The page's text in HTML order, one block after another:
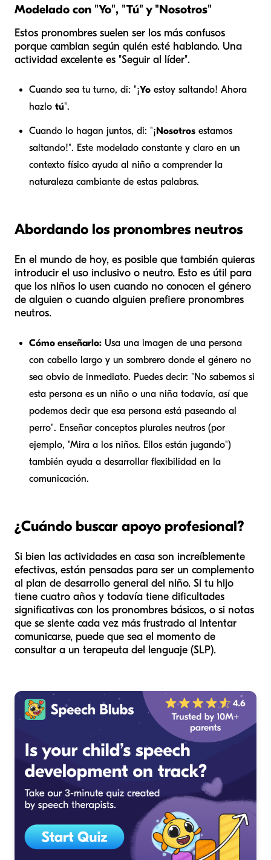
Modelado con "Yo", "Tú" y "Nosotros"
Estos pronombres suelen ser los más confusos
porque cambian según quién esté hablando. Una
actividad excelente es "Seguir al líder".
Cuando sea tu turno, di: "¡Yo estoy saltando! Ahora
hazlo tú".
Cuando lo hagan juntos, di: "¡Nosotros estamos
saltando!". Este modelado constante y claro en un
contexto físico ayuda al niño a comprender la
naturaleza cambiante de estas palabras.
Abordando los pronombres neutros
En el mundo de hoy, es posible que también quieras
introducir el uso inclusivo o neutro. Esto es útil para
que los niños lo usen cuando no conocen el género
de alguien o cuando alguien prefiere pronombres
neutros.
Cómo enseñarlo: Usa una imagen de una persona
con cabello largo y un sombrero donde el género no
sea obvio de inmediato. Puedes decir: "No sabemos si
esta persona es un niño o una niña todavía, así que
podemos decir que esa persona está paseando al
perro". Enseñar conceptos plurales neutros (por
ejemplo, "Mira a los niños. Ellos están jugando")
también ayuda a desarrollar flexibilidad en la
comunicación.
¿Cuándo buscar apoyo profesional?
Si bien las actividades en casa son increíblemente
efectivas, están pensadas para ser un complemento
al plan de desarrollo general del niño. Si tu hijo
tiene cuatro años y todavía tiene dificultades
significativas con los pronombres básicos, o si notas
que se siente cada vez más frustrado al intentar
comunicarse, puede que sea el momento de
consultar a un terapeuta del lenguaje (SLP).